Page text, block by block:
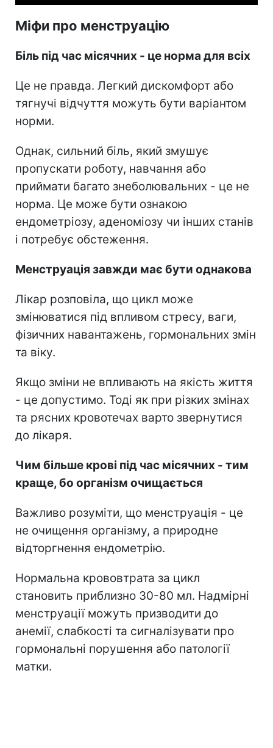
Міфи про менструацію
Біль під час місячних - це норма для всіх
Це не правда. Легкий дискомфорт або
тягнучі відчуття можуть бути варіантом
норми.
Однак, сильний біль, який змушує
пропускати роботу, навчання або
приймати багато знеболювальних - це не
норма. Це може бути ознакою
ендометріозу, аденоміозу чи інших станів
і потребує обстеження.
Менструація завжди має бути однакова
Лікар розповіла, що цикл може
змінюватися під впливом стресу, ваги,
фізичних навантажень, гормональних змін
та віку.
Якщо зміни не впливають на якість життя
- це допустимо. Тоді як при різких змінах
та рясних кровотечах варто звернутися
до лікаря.
Чим більше крові під час місячних - тим
краще, бо організм очищається
Важливо розуміти, що менструація - це
не очищення організму, а природне
відторгнення ендометрію.
Нормальна крововтрата за цикл
становить приблизно 30-80 мл. Надмірні
менструації можуть призводити до
анемії, слабкості та сигналізувати про
гормональні порушення або патології
матки.